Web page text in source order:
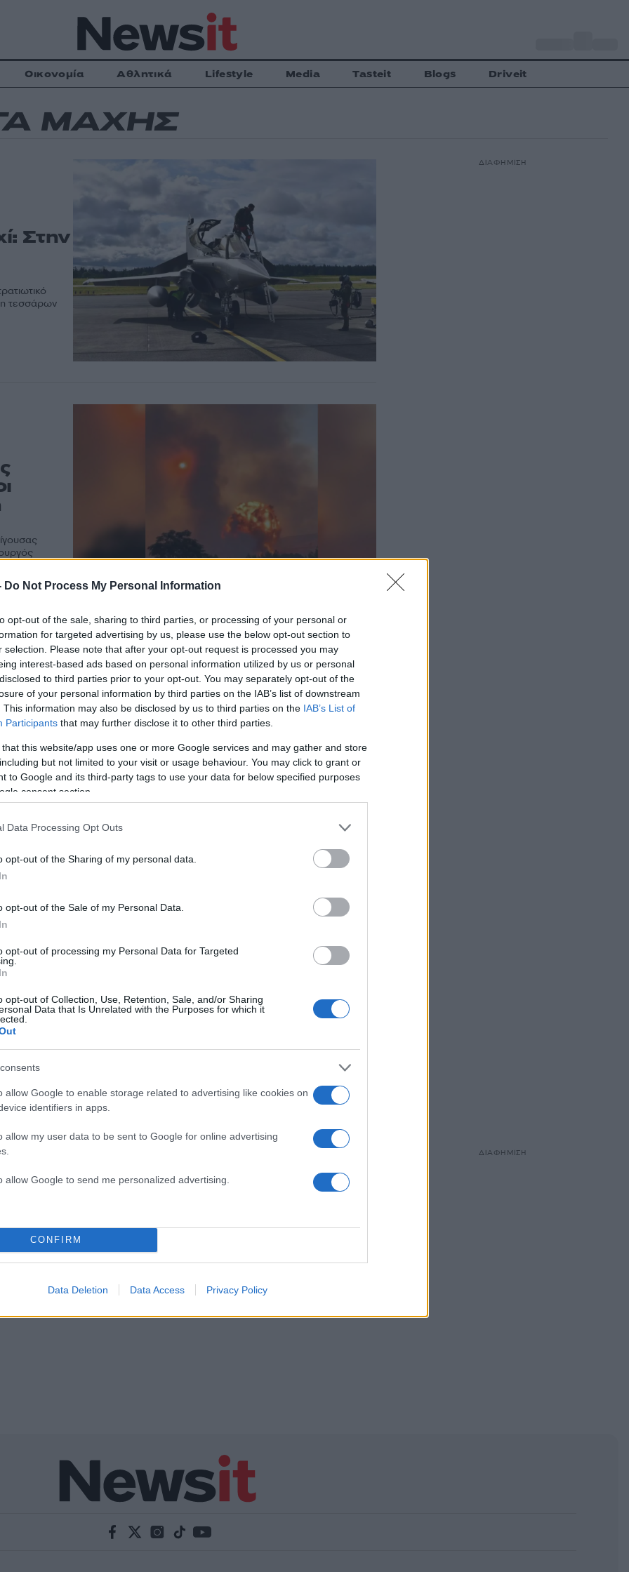
Do Not Process My Personal Information
opt-out of the sale, sharing to third parties, or processing of your personal or
for targeted advertising by us, please use the below opt-out section to
selection. Please note that after your opt-out request is processed you may
interest-based ads based on personal information utilized by us or personal
to third parties prior to your opt-out. You may separately opt-out of the
of your personal information by third parties on the IAB’s list of downstream
This information may also be disclosed by us to third parties on the IAB’s List of
Participants that may further disclose it to other third parties.
that this website/app uses one or more Google services and may gather and store
but not limited to your visit or usage behaviour. You may click to grant or
to Google and its third-party tags to use your data for below specified purposes
consent section.
Data Processing Opt Outs
opt-out of the Sharing of my personal data.
opt-out of the Sale of my Personal Data.
opt-out of processing my Personal Data for Targeted
opt-out of Collection, Use, Retention, Sale, and/or Sharing
Data that Is Unrelated with the Purposes for which it
allow Google to enable storage related to advertising like cookies on
identifiers in apps.
allow my user data to be sent to Google for online advertising
allow Google to send me personalized advertising.
CONFIRM
Data Deletion Data Access Privacy Policy
Οικονομία Αθλητικά Lifestyle Media Tasteit Blogs Driveit
ΜΑΧΗΣ
Στην
τεσσάρων
110
– Τι
της
εννοεί.
ΔΙΑΦΗΜΙΣΗ
ΔΙΑΦΗΜΙΣΗ